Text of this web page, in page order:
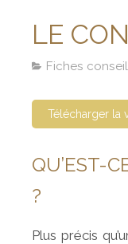
LE
Fiches
Télécharger la
QU’EST-
?
Plus précis